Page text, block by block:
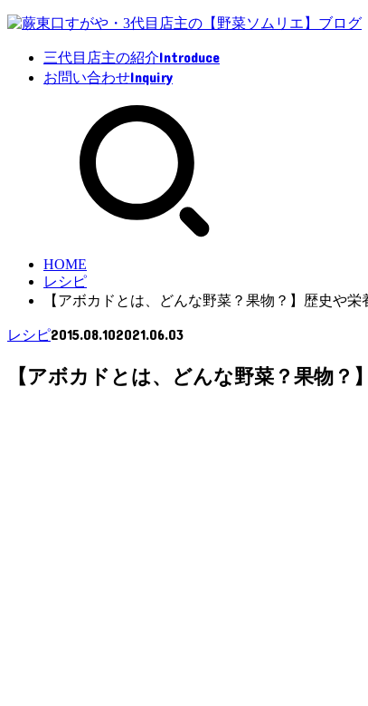
三代目店主の紹介Introduce
お問い合わせInquiry
HOME
レシピ
【アボカドとは、どんな野菜？果物？】歴史や栄
レシピ2015.08.102021.06.03
【アボカドとは、どんな野菜？果物？